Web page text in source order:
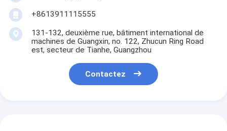
+8613911115555
131-132, deuxième rue, bâtiment international de
machines de Guangxin, no. 122, Zhucun Ring Road
est, secteur de Tianhe, Guangzhou
Contactez